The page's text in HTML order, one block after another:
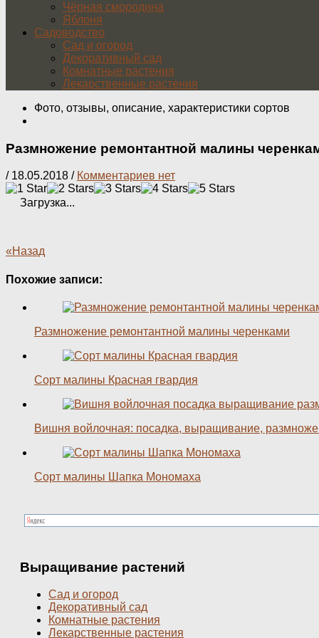
Чёрная смородина
Яблоня
Садоводство
Сад и огород
Декоративный сад
Комнатные растения
Лекарственные растения
Фото, отзывы, описание, характеристики сортов
Размножение ремонтантной малины
/ 18.05.2018 / Комментариев нет
Загрузка...
«Назад
Похожие записи:
Размножение ремонтантной малины черенками
Сорт малины Красная гвардия
Вишня войлочная: посадка, выращивание,
Сорт малины Шапка Мономаха
Выращивание растений
Сад и огород
Декоративный сад
Комнатные растения
Лекарственные растения